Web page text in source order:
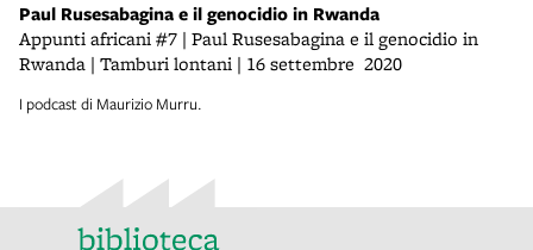
Paul Rusesabagina e il genocidio in Rwanda
Appunti africani #7 | Paul Rusesabagina e il genocidio in
Rwanda | Tamburi lontani | 16 settembre 2020
I podcast di Maurizio Murru.